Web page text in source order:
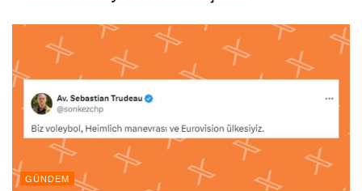
GÜNDEM